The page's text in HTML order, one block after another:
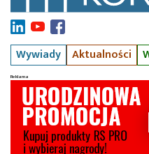
Wywiady Aktualności